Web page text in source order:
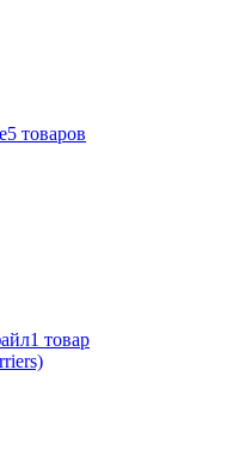
5 товаров
1 товар